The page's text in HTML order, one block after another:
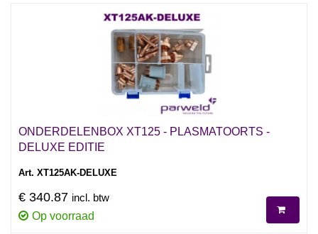
ONDERDELENBOX XT125 - PLASMATOORTS -
DELUXE EDITIE
Art. XT125AK-DELUXE
€ 340.87 incl. btw
Op voorraad